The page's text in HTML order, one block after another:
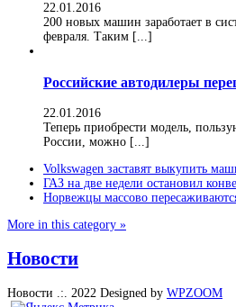
22.01.2016
200 новых машин заработает в
февраля. Таким [...]
Российские автодилеры
22.01.2016
Теперь приобрести модель,
России, можно [...]
Volkswagen заставят выкупить
ГАЗ на две недели остановил
Норвежцы массово
More in this category »
Новости
Новости .:. 2022 Designed by WPZOOM